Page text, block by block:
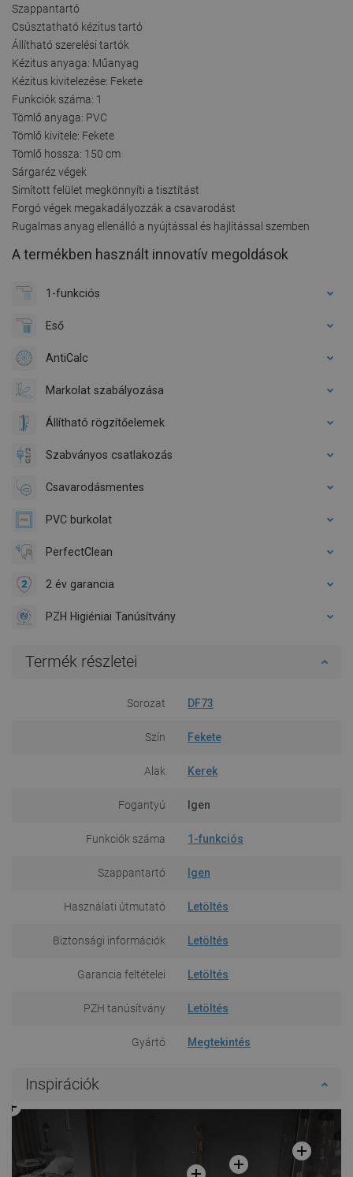
Szappantartó
Csúsztatható kézitus tartó
Állítható szerelési tartók
Kézitus anyaga: Műanyag
Kézitus kivitelezése: Fekete
Funkciók száma: 1
Tömlő anyaga: PVC
Tömlő kivitele: Fekete
Tömlő hossza: 150 cm
Sárgaréz végek
Simított felület megkönnyíti a tisztítást
Forgó végek megakadályozzák a csavarodást
Rugalmas anyag ellenálló a nyújtással és hajlítással szemben
A termékben használt innovatív megoldások
1-funkciós
Eső
AntiCalc
Markolat szabályozása
Állítható rögzítőelemek
Szabványos csatlakozás
Csavarodásmentes
PVC burkolat
PerfectClean
2 év garancia
PZH Higiéniai Tanúsítvány
Termék részletei
Sorozat DF73
Szín Fekete
Alak Kerek
Fogantyú Igen
Funkciók száma 1-funkciós
Szappantartó Igen
Használati útmutató Letöltés
Biztonsági információk Letöltés
Garancia feltételei Letöltés
PZH tanúsítvány Letöltés
Gyártó Megtekintés
Inspirációk